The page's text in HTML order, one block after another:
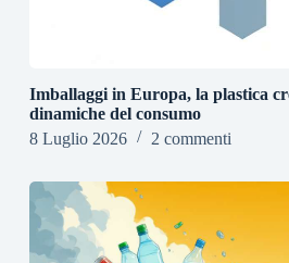
Imballaggi in Europa, la plastica
dinamiche del consumo
8 Luglio 2026
2 commenti